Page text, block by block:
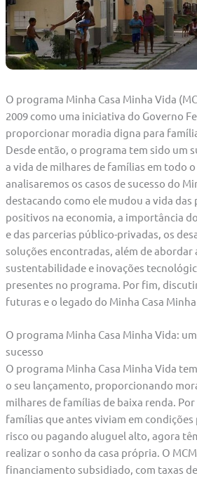
O programa Minha Casa Minha Vida
2009 como uma iniciativa do Governo
proporcionar moradia digna para
Desde então, o programa tem sido um
a vida de milhares de famílias em todo
analisaremos os casos de sucesso do
destacando como ele mudou a vida das
positivos na economia, a importância
e das parcerias público-privadas, os
soluções encontradas, além de abordar
sustentabilidade e inovações
presentes no programa. Por fim,
futuras e o legado do Minha Casa Minha
O programa Minha Casa Minha Vida:
sucesso
O programa Minha Casa Minha Vida
o seu lançamento, proporcionando
milhares de famílias de baixa renda.
famílias que antes viviam em condições
risco ou pagando aluguel alto, agora
realizar o sonho da casa própria. O
financiamento subsidiado, com taxas